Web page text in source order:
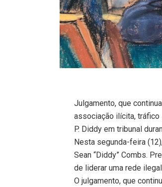
Julgamento, que
associação ilícita,
P. Diddy em tribunal
Nesta segunda-feira
Sean “Diddy” Combs.
de liderar uma rede
O julgamento, que